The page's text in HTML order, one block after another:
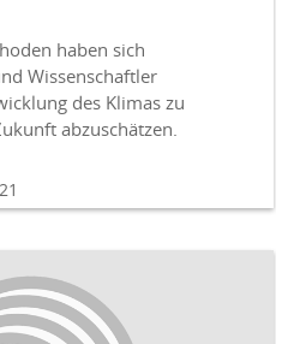
haben sich
Wissenschaftler
des Klimas zu
abzuschätzen.